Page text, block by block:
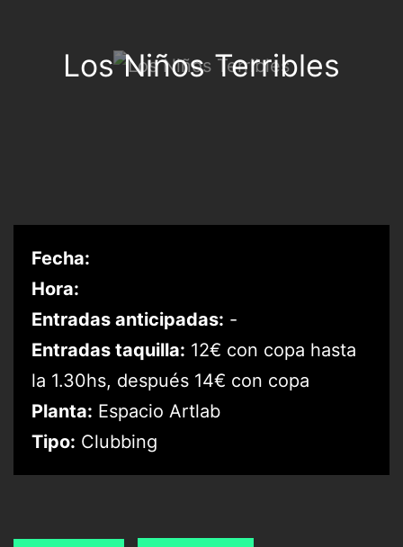
Los Niños Terribles
Fecha:
Hora:
Entradas anticipadas: -
Entradas taquilla: 12€ con copa hasta
la 1.30hs, después 14€ con copa
Planta: Espacio Artlab
Tipo: Clubbing